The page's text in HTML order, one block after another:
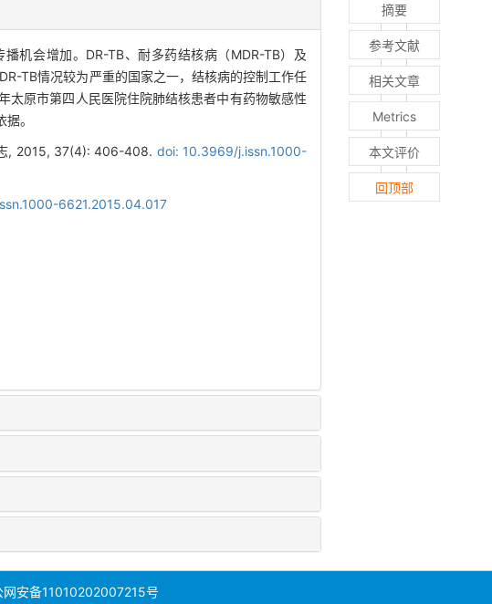
机会增加。DR-TB、耐多药结核病（MDR-TB）及
TB情况较为严重的国家之一，结核病的控制工作任
原市第四人民医院住院肺结核患者中有药物敏感性
。
, 2015, 37(4): 406-408. doi: 10.3969/j.issn.1000-
6621.2015.04.017
摘要
参考文献
相关文章
Metrics
本文评价
回顶部
网安备11010202007215号